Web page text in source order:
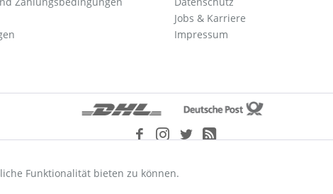
Jobs & Karriere
Impressum
Mehrwertsteuer zzgl.Versandkostenund ggf. Nachnahmegebühren, wenn
Funktionalität bieten zu können.